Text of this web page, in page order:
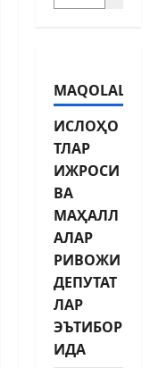
MAQOLALAR
ИСЛОҲО
ТЛАР
ИЖРОСИ
ВА
МАҲАЛЛ
АЛАР
РИВОЖИ
ДЕПУТАТ
ЛАР
ЭЪТИБОР
ИДА